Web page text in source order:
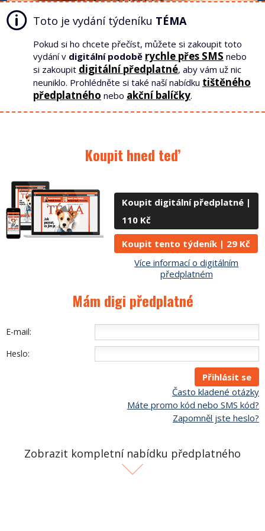
Toto je vydání týdeníku TÉMA
Pokud si ho chcete přečíst, můžete si zakoupit toto
vydání v digitální podobě rychle přes SMS nebo
si zakoupit digitální předplatné, aby vám už nic
neuniklo. Prohlédněte si také naší nabídku tištěného
předplatného nebo akční balíčky.
Koupit hned teď
Koupit digitální předplatné |
110 Kč
Koupit tento týdeník | 29 Kč
Více informací o digitálním
předplatném
Mám digi předplatné
E-mail:
Heslo:
Často kladené otázky
Máte promo kód nebo SMS kód?
Zapomněl jste heslo?
Zobrazit kompletní nabídku předplatného